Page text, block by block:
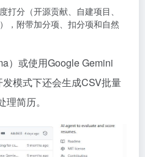
打分（开源贡献、自建项目、
，附带加分项、扣分项和自然
）或使用Google Gemini
模式下还会生成CSV批量
简历。